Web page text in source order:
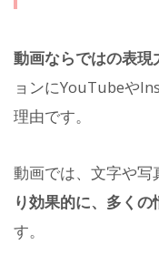
動画ならではの表現
ョンにYouTubeや
理由です。
動画では、文字や写
り効果的に、多く
す。